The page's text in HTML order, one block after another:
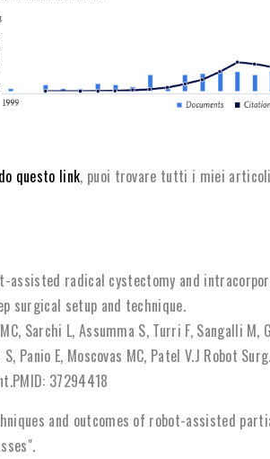
questo link, puoi trovare tutti i miei
assisted radical cystectomy and
surgical setup and technique.
Sarchi L, Assumma S, Turri F, Sangalli M,
S, Panio E, Moscovas MC, Patel V.J Robot
37294418
and outcomes of robot-assisted